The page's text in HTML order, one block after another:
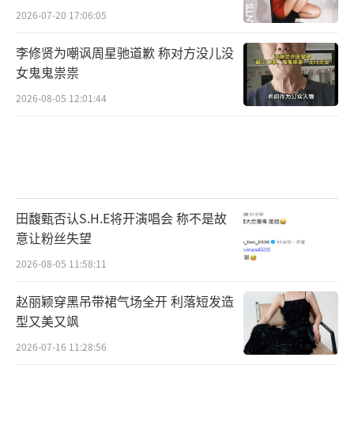
2026-07-20 17:06:05
李修贤为嘲讽周星驰道歉 称对方没儿没
女鬼鬼祟祟
2026-08-05 12:01:44
田馥甄否认S.H.E将开演唱会 称不是故
意让粉丝失望
2026-08-05 11:58:11
赵丽颖穿黑吊带裙气场全开 利落短发造
型又美又飒
2026-07-16 11:28:56